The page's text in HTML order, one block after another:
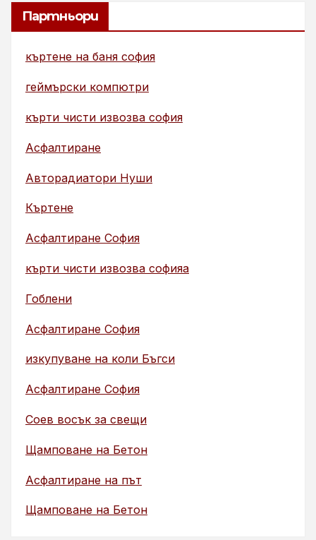
Партньори
къртене на баня софия
геймърски компютри
кърти чисти извозва софия
Асфалтиране
Авторадиатори Нуши
Къртене
Асфалтиране София
кърти чисти извозва софияа
Гоблени
Асфалтиране София
изкупуване на коли Бъгси
Асфалтиране София
Соев восък за свещи
Щамповане на Бетон
Асфалтиране на път
Щамповане на Бетон